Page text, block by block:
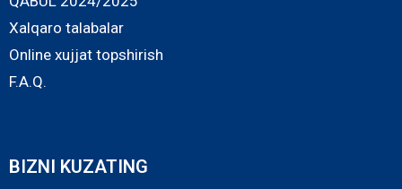
Xalqaro talabalar
Online xujjat topshirish
F.A.Q.
BIZNI KUZATING